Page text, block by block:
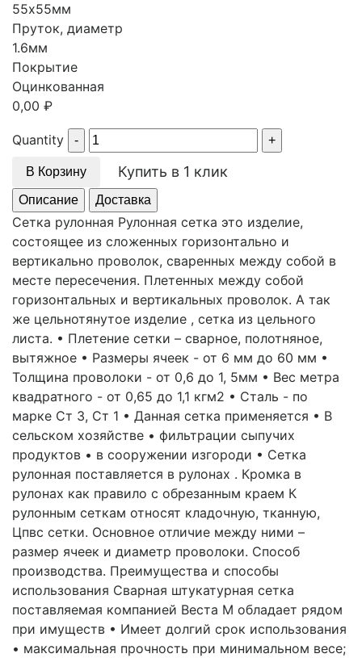
55х55мм
Пруток, диаметр
1.6мм
Покрытие
Оцинкованная
0,00 ₽
Quantity
В Корзину Купить в 1 клик
Описание Доставка
Сетка рулонная Рулонная сетка это изделие,
состоящее из сложенных горизонтально и
вертикально проволок, сваренных между собой в
месте пересечения. Плетенных между собой
горизонтальных и вертикальных проволок. А так
же цельнотянутое изделие , сетка из цельного
листа. • Плетение сетки – сварное, полотняное,
вытяжное • Размеры ячеек - от 6 мм до 60 мм •
Толщина проволоки - от 0,6 до 1, 5мм • Вес метра
квадратного - от 0,65 до 1,1 кгм2 • Сталь - по
марке Ст 3, Ст 1 • Данная сетка применяется • В
сельском хозяйстве • фильтрации сыпучих
продуктов • в сооружении изгороди • Сетка
рулонная поставляется в рулонах . Кромка в
рулонах как правило с обрезанным краем К
рулонным сеткам относят кладочную, тканную,
Цпвс сетки. Основное отличие между ними –
размер ячеек и диаметр проволоки. Способ
производства. Преимущества и способы
использования Сварная штукатурная сетка
поставляемая компанией Веста М обладает рядом
при имуществ • Имеет долгий срок использования
• максимальная прочность при минимальном весе;